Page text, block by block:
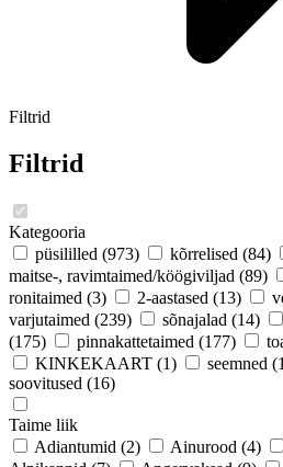
Filtrid
Filtrid
Kategooria
püsililled (973) kõrrelised (84)
maitse-, ravimtaimed/köögiviljad (89)
ronitaimed (3) 2-aastased (13)
varjutaimed (239) sõnajalad (14)
(175)
pinnakattetaimed (177)
KINKEKAART (1) seemned
soovitused (16)
Taime liik
Adiantumid (2) Ainurood (4)